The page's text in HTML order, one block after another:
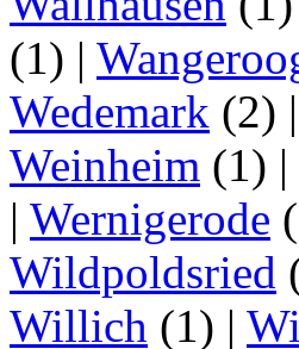
(1) |
Wedemark (2) |
Weinheim (1) |
| Wernigerode
Wildpoldsried
Willich (1) |